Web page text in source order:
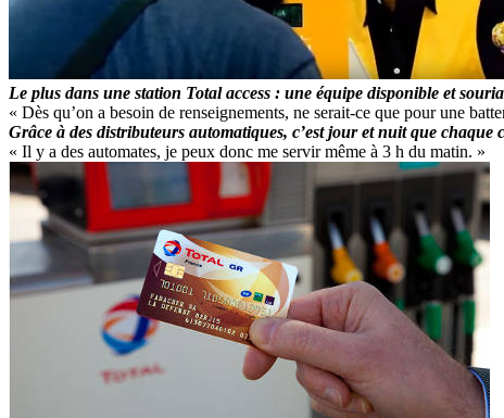
Le plus dans une station Total access : une équipe disponible et
« Dès qu’on a besoin de renseignements, ne serait-ce que pour une
Grâce à des distributeurs automatiques, c’est jour et nuit que
« Il y a des automates, je peux donc me servir même à 3 h du matin. »